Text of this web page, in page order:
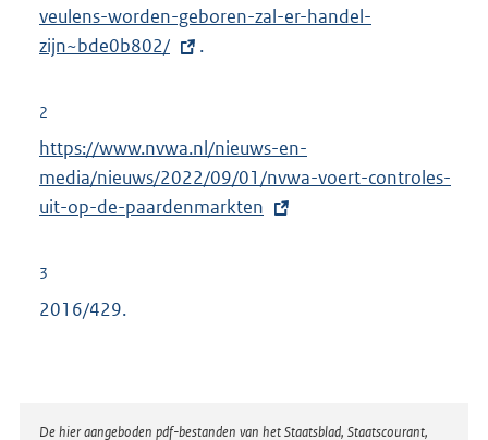
e
n
veulens-worden-geboren-zal-er-handel-
zijn~bde0b802/
.
2
E
x
t
r
https://www.nvwa.nl/nieuws-en-
media/nieuws/2022/09/01/nvwa-voert-controles-
uit-op-de-paardenmarkten
3
2016/429.
De hier aangeboden pdf-bestanden van het Staatsblad, Staatscourant,